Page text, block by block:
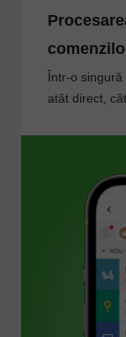
Într-o
atât direct,